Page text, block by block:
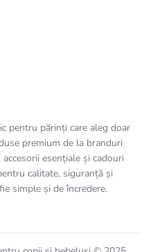
pentru părinți care aleg doar
premium de la branduri
esențiale și cadouri
calitate, siguranță și
simple și de încredere.